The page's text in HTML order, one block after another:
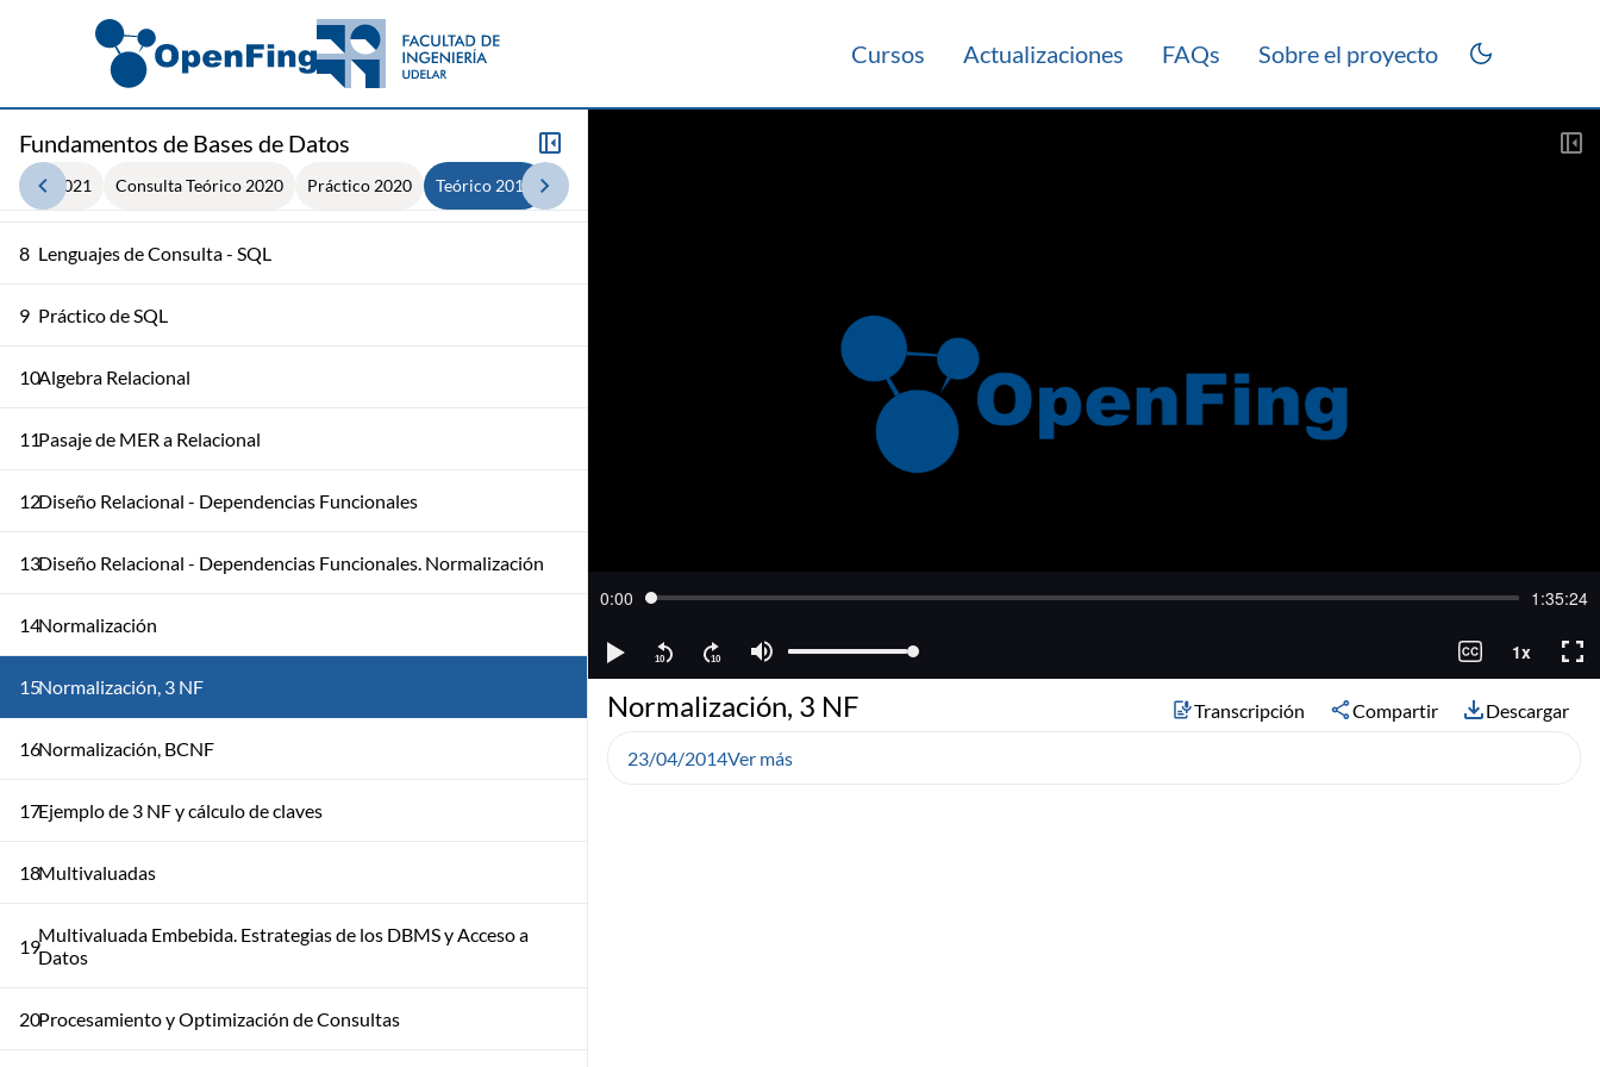
Cursos Actualizaciones FAQs Sobre el proyecto
Fundamentos de Bases de Datos
2021 Consulta Teórico 2020 Práctico 2020 Teórico 2012
Calidad de Esquemas Conceptuales y Estructuras del Modelo
Relacional
6 Lenguajes de Consulta - Cálculo Relacional
7
Lenguajes de Consulta - Cálculo Relacional - Seguridad,
Dominios y Ejemplos
8 Lenguajes de Consulta - SQL
9 Práctico de SQL
10Algebra Relacional
11Pasaje de MER a Relacional
12Diseño Relacional - Dependencias Funcionales
13Diseño Relacional - Dependencias Funcionales. Normalización
14Normalización
15Normalización, 3 NF
16Normalización, BCNF
17Ejemplo de 3 NF y cálculo de claves
18Multivaluadas
19Multivaluada Embebida. Estrategias de los DBMS y Acceso a
Datos
20Procesamiento y Optimización de Consultas
Normalización, 3 NF Transcripción Compartir Descargar
23/04/2014Ver más